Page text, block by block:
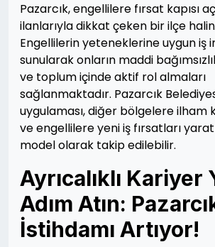
Pazarcık, engellilere fırsat kapısı
ilanlarıyla dikkat çeken bir ilçe
Engellilerin yeteneklerine uygun iş
sunularak onların maddi
ve toplum içinde aktif rol almaları
sağlanmaktadır. Pazarcık
uygulaması, diğer bölgelere ilham
ve engellilere yeni iş fırsatları
model olarak takip edilebilir.
Ayrıcalıklı Kariyer
Adım Atın:
İstihdamı Artıyor!